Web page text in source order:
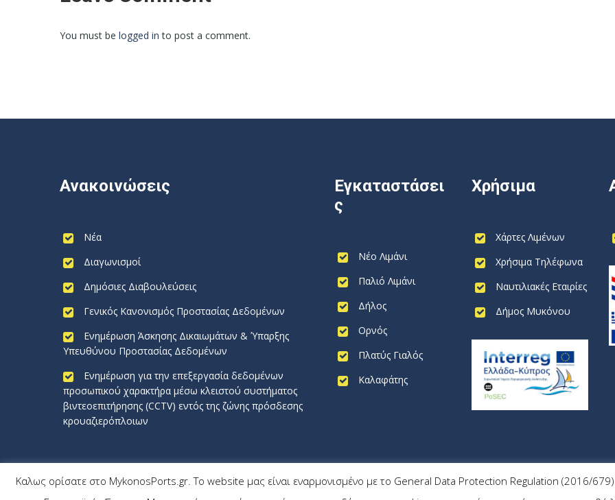
You must be logged in to post a comment.
Ανακοινώσεις
Νέα
Διαγωνισμοί
Δημόσιες Διαβουλεύσεις
Γενικός Κανονισμός Προστασίας Δεδομένων
Ενημέρωση Άσκησης Δικαιωμάτων & Ύπαρξης
Υπευθύνου Προστασίας Δεδομένων
Ενημέρωση για την επεξεργασία δεδομένων
προσωπικού χαρακτήρα μέσω κλειστού συστήματος
βιντεοεπιτήρησης (CCTV) εντός της ζώνης πρόσδεσης
κρουαζιερόπλοιων
Εγκαταστάσει
ς
Νέο Λιμάνι
Παλιό Λιμάνι
Δήλος
Ορνός
Πλατύς Γιαλός
Καλαφάτης
Χρήσιμα
Χάρτες Λιμένων
Χρήσιμα Τηλέφωνα
Ναυτιλιακές Εταιρίες
Δήμος Μυκόνου
Καλως ορίσατε στο MykonosPorts.gr. Το website μας είναι εναρμονισμένο με το General Data Protection Regulation (2016/